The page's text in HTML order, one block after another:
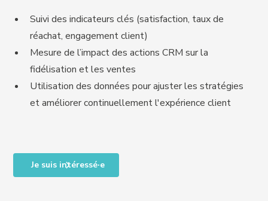
Suivi des indicateurs clés (satisfaction, taux de
réachat, engagement client)
Mesure de l’impact des actions CRM sur la
fidélisation et les ventes
Utilisation des données pour ajuster les stratégies
et améliorer continuellement l'expérience client
Je suis intéressé·e